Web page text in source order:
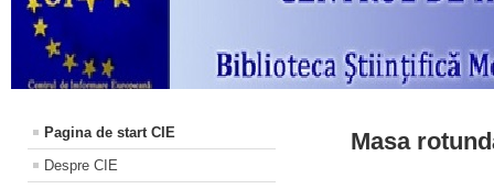
Pagina de start CIE
Despre CIE
Masa